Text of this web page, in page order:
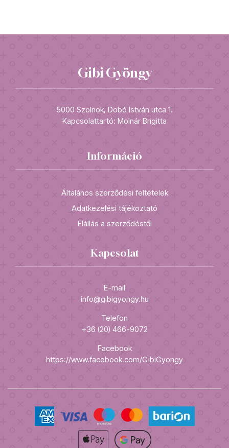
Gibi Gyöngy
5000 Szolnok, Dobó István utca 1.
Kapcsolattartó: Molnár Brigitta
Információ
Általános szerződési feltételek
Adatkezelési tájékoztató
Elállás a szerződéstől
Kapcsolat
E-mail
info@gibigyongy.hu
Telefon
+36 (20) 466-9072
Facebook
https://www.facebook.com/GibiGyongy